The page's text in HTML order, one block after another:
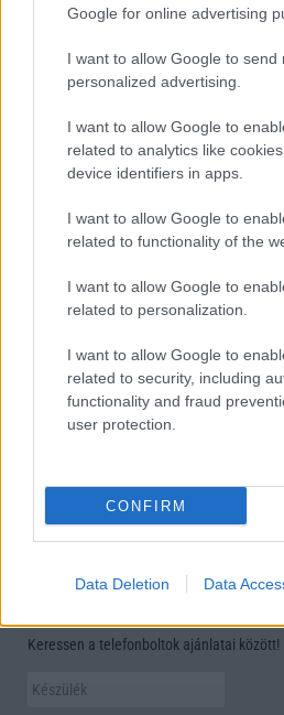
Google for online advertising
I want to allow Google to send
personalized advertising.
I want to allow Google to
related to analytics like
device identifiers in apps.
I want to allow Google to
related to functionality of the
I want to allow Google to
related to personalization.
I want to allow Google to
related to security, including
functionality and fraud
user protection.
CONFIRM
Data Deletion Data
LEGOLVASOTTABBAK
Számos népszerű Samsung
UI 9 frissítésből – itt a lista az
iPhone 18 bemutató dátum -
Apple az új csúcsmobilokról
észrevétlenül könnyíti meg a
Ez a rejtett Samsung funkció
mobilhasználatot – sokan mégsem
Nem biztos, hogy érdemes
A Galaxy S25 is megkaphatja a
kamerás funkcióját
Élőképeken a Dark Cherry színű
További hírek
Keressen a telefonboltok ajánlatai között!